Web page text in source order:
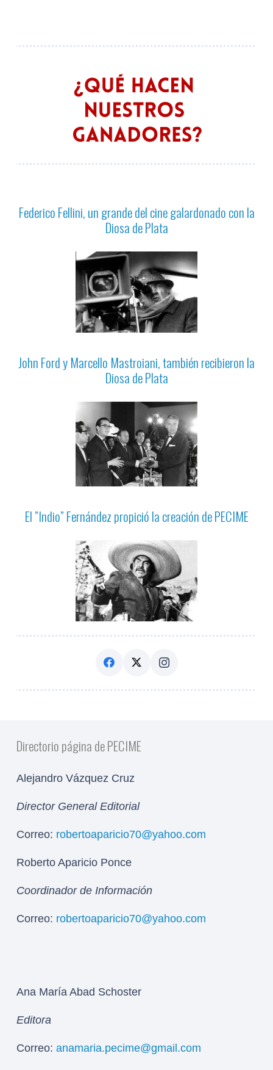
Federico Fellini, un grande del cine galardonado con la
Diosa de Plata
John Ford y Marcello Mastroiani, también recibieron la
Diosa de Plata
El ”Indio” Fernández propició la creación de PECIME
Directorio página de PECIME
Alejandro Vázquez Cruz
Director General Editorial
Correo: robertoaparicio70@yahoo.com
Roberto Aparicio Ponce
Coordinador de Información
Correo: robertoaparicio70@yahoo.com
Ana María Abad Schoster
Editora
Correo: anamaria.pecime@gmail.com